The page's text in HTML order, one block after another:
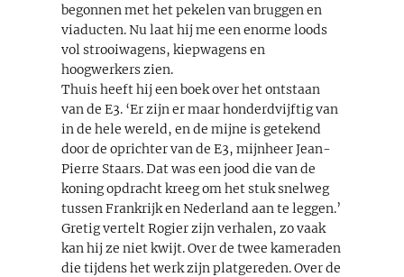
begonnen met het pekelen van bruggen en
viaducten. Nu laat hij me een enorme loods
vol strooiwagens, kiepwagens en
hoogwerkers zien.
Thuis heeft hij een boek over het ontstaan
van de E3. ‘Er zijn er maar honderdvijftig van
in de hele wereld, en de mijne is getekend
door de oprichter van de E3, mijnheer Jean-
Pierre Staars. Dat was een jood die van de
koning opdracht kreeg om het stuk snelweg
tussen Frankrijk en Nederland aan te leggen.’
Gretig vertelt Rogier zijn verhalen, zo vaak
kan hij ze niet kwijt. Over de twee kameraden
die tijdens het werk zijn platgereden. Over de